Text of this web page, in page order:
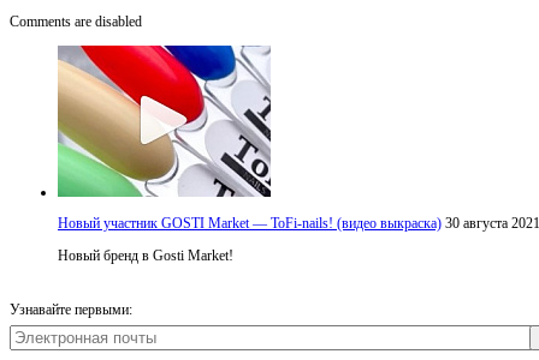
Comments are disabled
Новый участник GOSTI Market — ToFi-nails! (видео выкраска) 30 августа 2021
Новый бренд в Gosti Market!
Узнавайте первыми: